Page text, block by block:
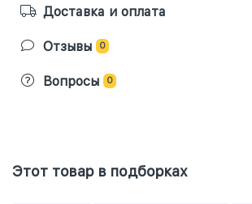
Доставка и оплата
Отзывы 0
Вопросы 0
Этот товар в подборках